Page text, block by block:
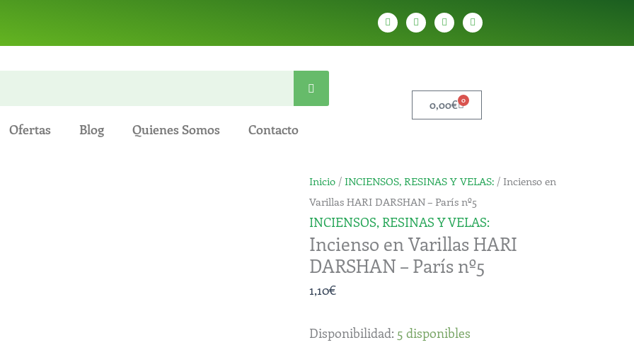
W
h
a
t
T
e
l
e
Y
o
u
t
T
i
k
t
Ofertas Blog Quienes Somos Contacto
0,00€ 0
Carrito
Inicio /INCIENSOS, RESINAS Y VELAS: / Incienso en
Varillas HARI DARSHAN – París nº5
INCIENSOS, RESINAS Y VELAS:
Incienso en Varillas HARI
DARSHAN – París nº5
1,10€
Disponibilidad: 5 disponibles
Incienso
en
Varillas
HARI
DARSHAN
cantidad